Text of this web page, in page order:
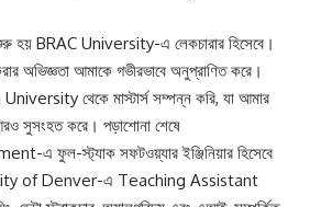
হয় BRAC University-এ লেকচারার হিসেবে।
করার অভিজ্ঞতা আমাকে গভীরভাবে অনুপ্রাণিত করে।
থেকে মাস্টার্স সম্পন্ন করি, যা আমার
সুসংহত করে। পড়াশোনা শেষে
এ ফুল-স্ট্যাক সফটওয়্যার ইঞ্জিনিয়ার হিসেবে
of Denver-এ Teaching Assistant